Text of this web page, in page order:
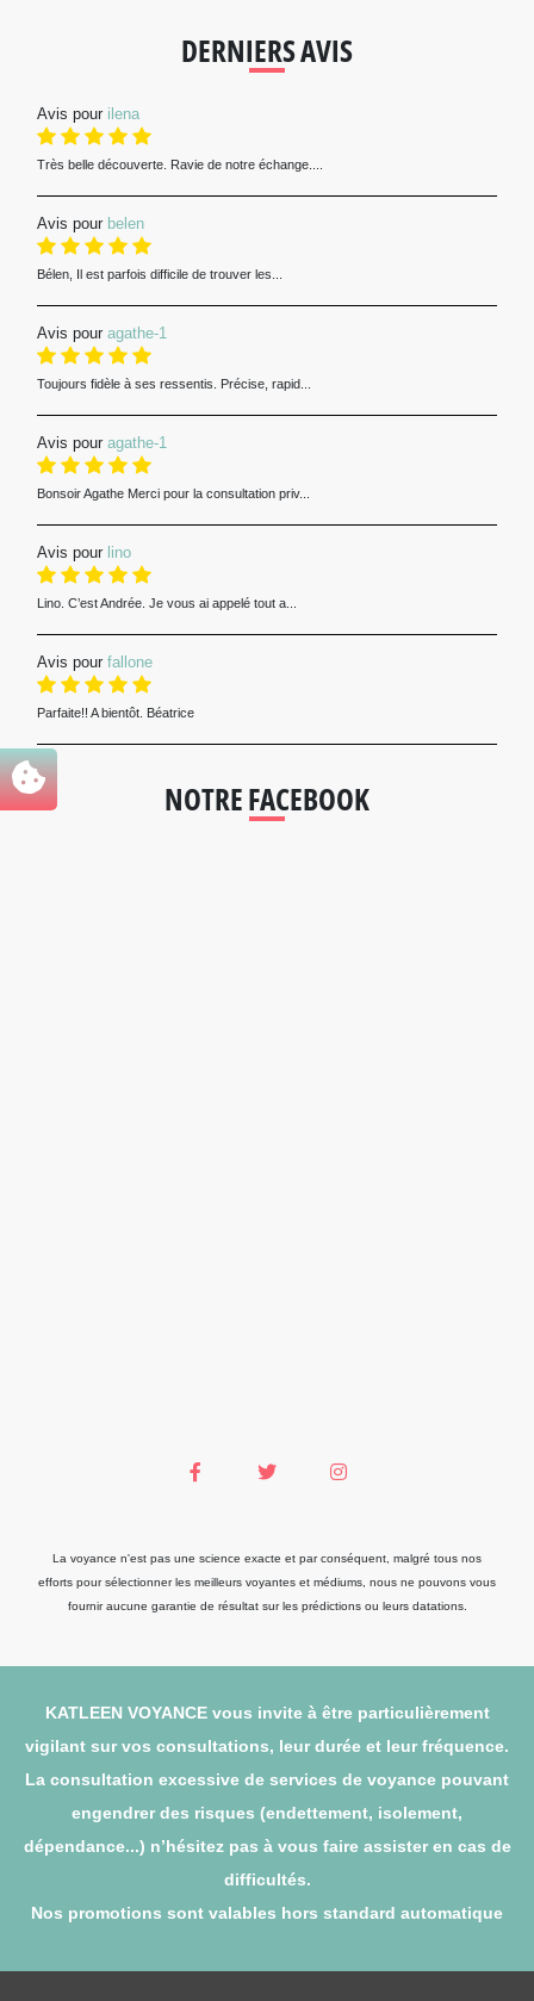
DERNIERS AVIS
Avis pour ilena
Très belle découverte. Ravie de notre échange....
Avis pour belen
Bélen, Il est parfois difficile de trouver les...
Avis pour agathe-1
Toujours fidèle à ses ressentis. Précise, rapid...
Avis pour agathe-1
Bonsoir Agathe Merci pour la consultation priv...
Avis pour lino
Lino. C’est Andrée. Je vous ai appelé tout a...
Avis pour fallone
Parfaite!! A bientôt. Béatrice
NOTRE FACEBOOK
La voyance n'est pas une science exacte et par conséquent, malgré tous nos
efforts pour sélectionner les meilleurs voyantes et médiums, nous ne pouvons vous
fournir aucune garantie de résultat sur les prédictions ou leurs datations.
KATLEEN VOYANCE vous invite à être particulièrement
vigilant sur vos consultations, leur durée et leur fréquence.
La consultation excessive de services de voyance pouvant
engendrer des risques (endettement, isolement,
dépendance...) n’hésitez pas à vous faire assister en cas de
difficultés.
Nos promotions sont valables hors standard automatique